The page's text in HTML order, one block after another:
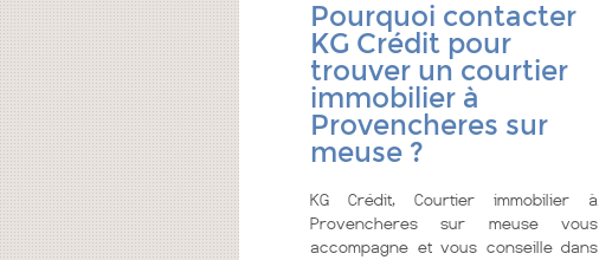
Pourquoi contacter
KG Crédit pour
trouver un courtier
immobilier à
Provencheres sur
meuse ?
KG Crédit, Courtier immobilier à
Provencheres sur meuse vous
accompagne et vous conseille dans